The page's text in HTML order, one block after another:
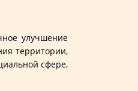
улучшение
территории,
сфере,